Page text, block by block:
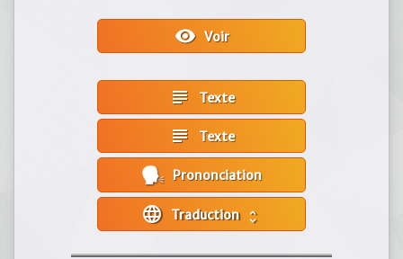
visibilityVoir
subject Texte
subject Texte
Prononciation
language unfold_more